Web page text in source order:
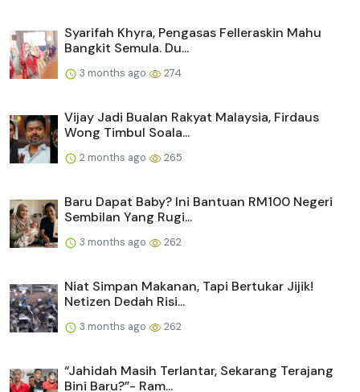
Syarifah Khyra, Pengasas Felleraskin Mahu
Bangkit Semula. Du...
3 months ago 274
Vijay Jadi Bualan Rakyat Malaysia, Firdaus
Wong Timbul Soala...
2 months ago 265
Baru Dapat Baby? Ini Bantuan RM100 Negeri
Sembilan Yang Rugi...
3 months ago 262
Niat Simpan Makanan, Tapi Bertukar Jijik!
Netizen Dedah Risi...
3 months ago 262
“Jahidah Masih Terlantar, Sekarang Terajang
Bini Baru?”- Ram...